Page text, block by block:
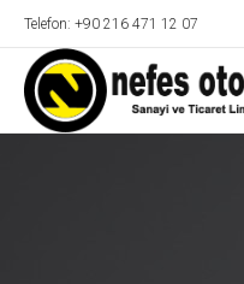
Telefon: +90 216 471 12 07